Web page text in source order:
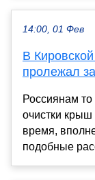
14:00, 01 Фев
В
пролежал
Россиянам
очистки крыш
время,
подобные